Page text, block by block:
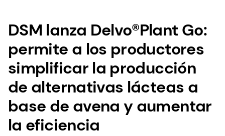
DSM lanza Delvo®Plant Go:
permite a los productores
simplificar la producción
de alternativas lácteas a
base de avena y aumentar
la eficiencia